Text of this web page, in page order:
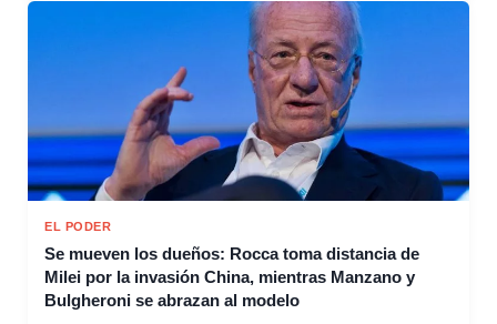
EL PODER
Se mueven los dueños: Rocca toma distancia de
Milei por la invasión China, mientras Manzano y
Bulgheroni se abrazan al modelo